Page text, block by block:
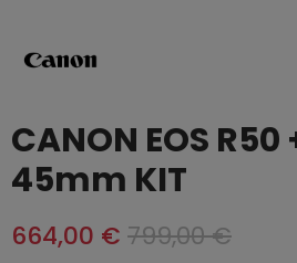
CANON EOS R50
45mm KIT
664,00 € 799,00 €